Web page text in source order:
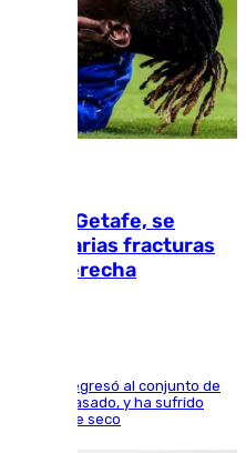
del Getafe, se
por varias fracturas
derecha
regresó al conjunto de
el curso pasado, y ha sufrido
en el dique seco